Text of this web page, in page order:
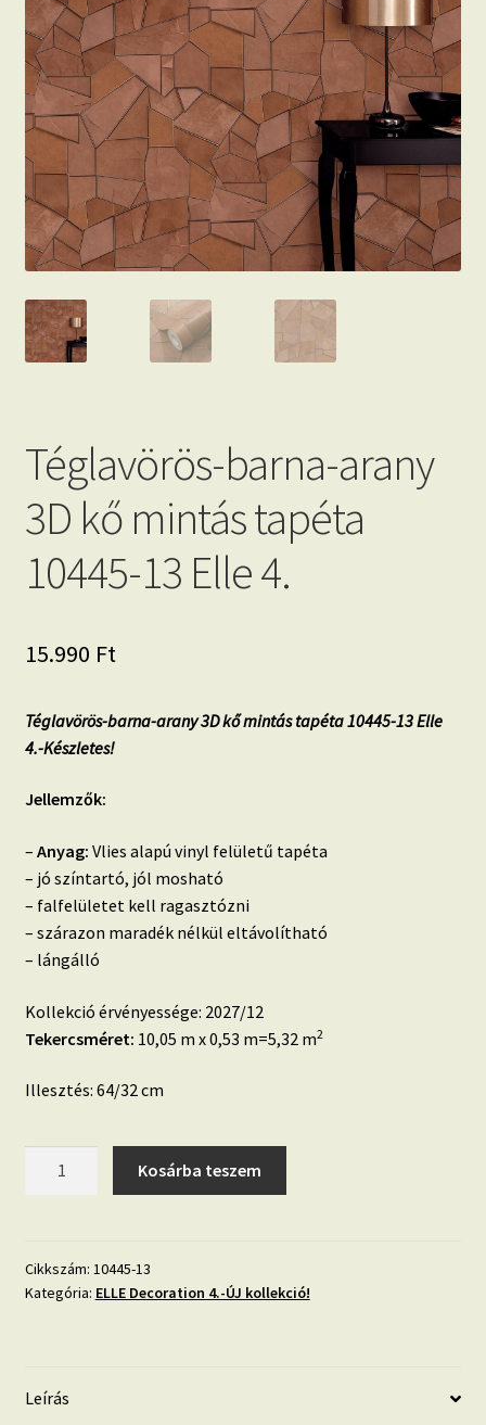
Kapcsolat
Téglavörös-barna-arany
3D kő mintás tapéta
10445-13 Elle 4.
15.990 Ft
Téglavörös-barna-arany 3D kő mintás tapéta 10445-13 Elle
4.-Készletes!
Jellemzők:
– Anyag: Vlies alapú vinyl felületű tapéta
– jó színtartó, jól mosható
– falfelületet kell ragasztózni
– szárazon maradék nélkül eltávolítható
– lángálló
Kollekció érvényessége: 2027/12
Tekercsméret: 10,05 m x 0,53 m=5,32 m2
Illesztés: 64/32 cm
kő
mintás
Elle
Kosárba teszem
Cikkszám: 10445-13
Kategória: ELLE Decoration 4.-ÚJ kollekció!
Leírás